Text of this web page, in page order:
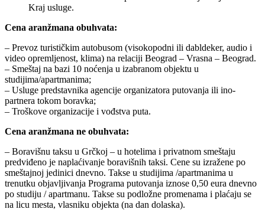
Kraj usluge.
Cena aranžmana obuhvata:
– Prevoz turističkim autobusom (visokopodni ili dabldeker, audio i
video opremljenost, klima) na relaciji Beograd – Vrasna – Beograd.
– Smeštaj na bazi 10 noćenja u izabranom objektu u
studijima/apartmanima;
– Usluge predstavnika agencije organizatora putovanja ili ino-
partnera tokom boravka;
– Troškove organizacije i vođstva puta.
Cena aranžmana ne obuhvata:
– Boravišnu taksu u Grčkoj – u hotelima i privatnom smeštaju
predviđeno je naplaćivanje boravišnih taksi. Cene su izražene po
smeštajnoj jedinici dnevno. Takse u studijima /apartmanima u
trenutku objavljivanja Programa putovanja iznose 0,50 eura dnevno
po studiju / apartmanu. Takse su podložne promenama i plaćaju se
na licu mesta, vlasniku objekta (na dan dolaska).